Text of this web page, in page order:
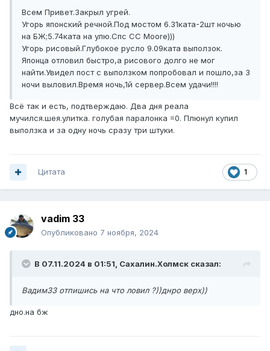
Всем Привет.Закрыл угрей.
Угорь японский речной.Под мостом 6.31ката-2шт ночью
на БЖ;5.74ката на улю.Спс СС Мооre)))
Угорь рисовый.Глубокое русло 9.09ката выползок.
Японца отловил быстро,а рисового долго не мог
найти.Увидел пост с выползком попробовал и пошло,за 3
ночи выловил.Время ночь,1й сервер.Всем удачи!!!!
Всё так и есть, подтверждаю. Два дня реала
мучился.шея.улитка. голубая паралонка =0. Плюнул купил
выползка и за одну ночь сразу три штуки.
1
Цитата
vadim 33
Опубликовано 7 ноября, 2024
В 07.11.2024 в 01:51, Сахалин.Холмск сказал:
Вадим33 отпишись на что ловил ?))днро верх))
дно.на бж